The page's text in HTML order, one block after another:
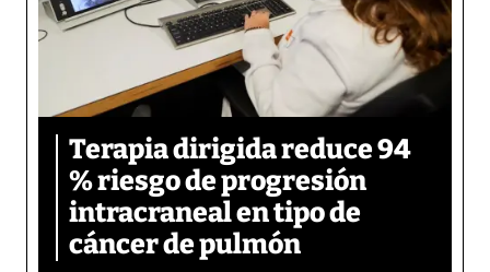
Terapia dirigida reduce 94
% riesgo de progresión
intracraneal en tipo de
cáncer de pulmón